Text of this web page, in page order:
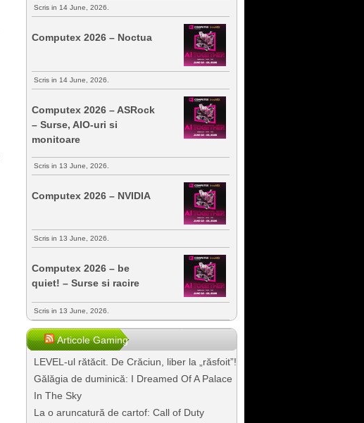
Scris in 14 June, 2026.
Computex 2026 – Noctua
Scris in 14 June, 2026.
Computex 2026 – ASRock
– Surse, AIO-uri si
monitoare
Scris in 13 June, 2026.
Computex 2026 – NVIDIA
Scris in 13 June, 2026.
Computex 2026 – be
quiet! – Surse si racire
Scris in 13 June, 2026.
Articole Gaming
LEVEL-ul rătăcit. De Crăciun, liber la „răsfoit”!
Gălăgia de duminică: I Dreamed Of A Palace
In The Sky
La o aruncatură de cartof: Call of Duty